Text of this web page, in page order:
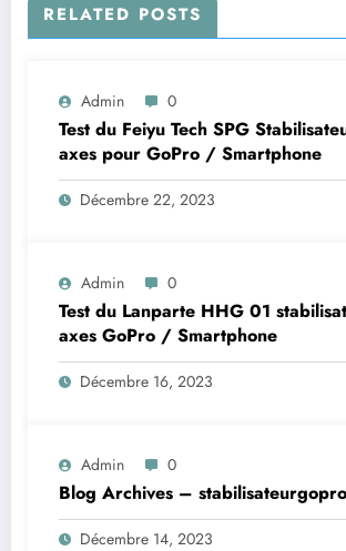
RELATED POSTS
Admin 0
Test du Feiyu Tech SPG
axes pour GoPro / Smartphone
Décembre 22, 2023
Admin 0
Test du Lanparte HHG 01
axes GoPro / Smartphone
Décembre 16, 2023
Admin 0
Blog Archives –
Décembre 14, 2023